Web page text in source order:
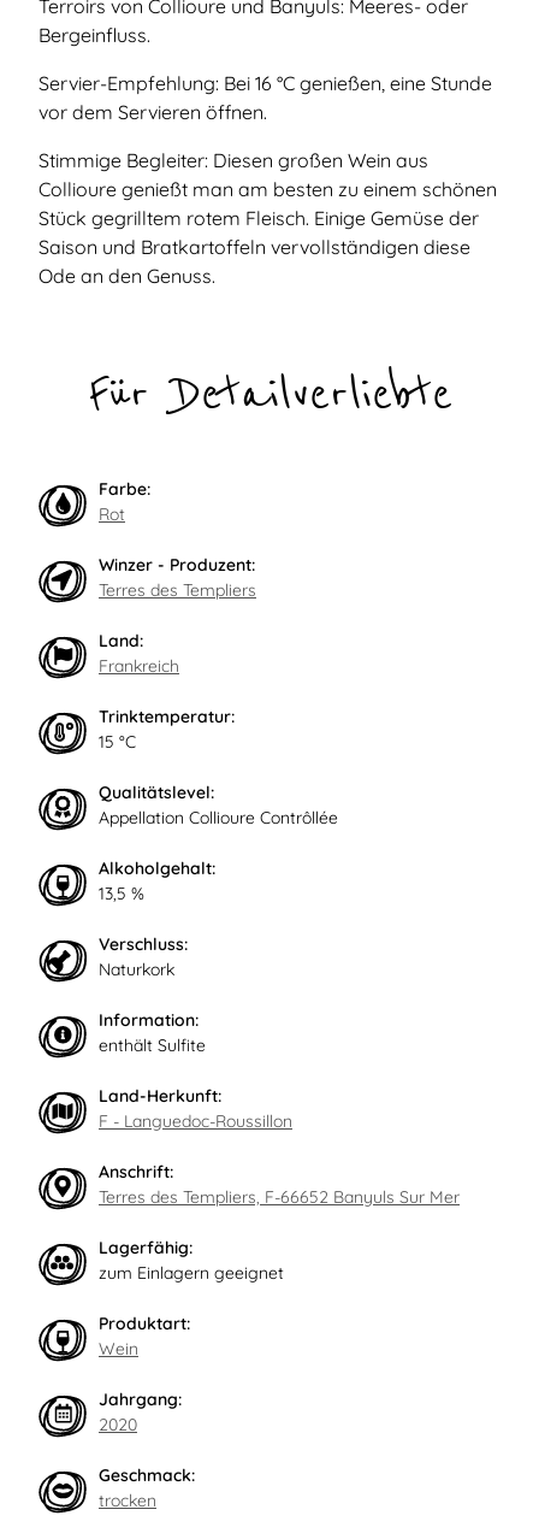
Terroirs von Collioure und Banyuls: Meeres- oder
Bergeinfluss.
Servier-Empfehlung: Bei 16 °C genießen, eine Stunde
vor dem Servieren öffnen.
Stimmige Begleiter: Diesen großen Wein aus
Collioure genießt man am besten zu einem schönen
Stück gegrilltem rotem Fleisch. Einige Gemüse der
Saison und Bratkartoffeln vervollständigen diese
Ode an den Genuss.
Für Detailverliebte
Farbe:
Rot
Winzer - Produzent:
Terres des Templiers
Land:
Frankreich
Trinktemperatur:
15 °C
Qualitätslevel:
Appellation Collioure Contrôllée
Alkoholgehalt:
13,5 %
Verschluss:
Naturkork
Information:
enthält Sulfite
Land-Herkunft:
F - Languedoc-Roussillon
Anschrift:
Terres des Templiers, F-66652 Banyuls Sur Mer
Lagerfähig:
zum Einlagern geeignet
Produktart:
Wein
Jahrgang:
2020
Geschmack:
trocken